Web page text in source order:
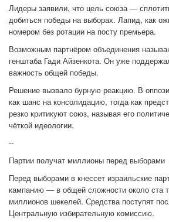
Лидеры заявили, что цель союза —
добиться победы на выборах. Лапид, как
номером без ротации на посту премьера.
Возможным партнёром объединения
генштаба Гади Айзенкота. Он уже
важность общей победы.
Решение вызвало бурную реакцию. В
как шанс на консолидацию, тогда как
резко критикуют союз, называя его
чёткой идеологии.
--
Партии получат миллионы перед выборами
Перед выборами в кнессет израильские
кампанию — в общей сложности около ста
миллионов шекелей. Средства поступят
Центральную избирательную комиссию.